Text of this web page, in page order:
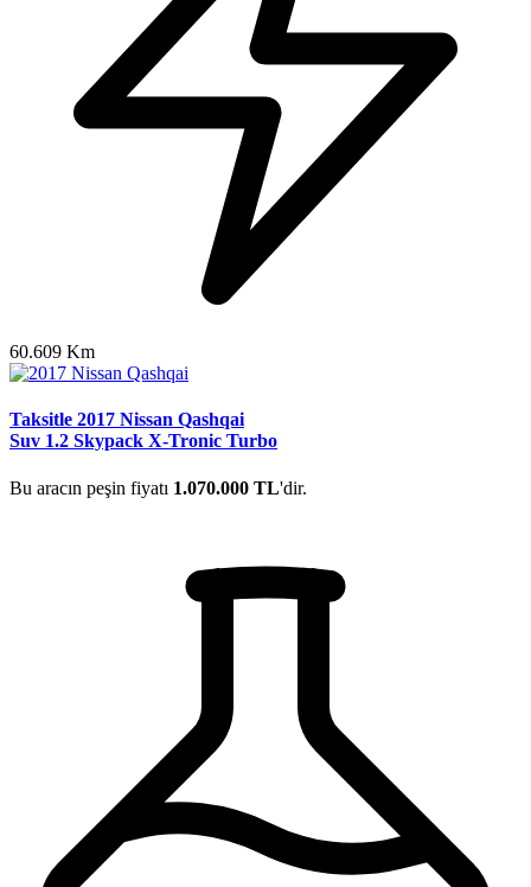
60.609 Km
Taksitle 2017 Nissan Qashqai
Suv 1.2 Skypack X-Tronic Turbo
Bu aracın peşin fiyatı 1.070.000 TL'dir.